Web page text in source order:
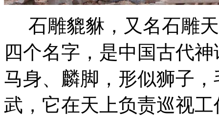
石雕貔貅，又名石雕
四个名字，是中国古代
马身、麟脚，形似狮子
武，它在天上负责巡视